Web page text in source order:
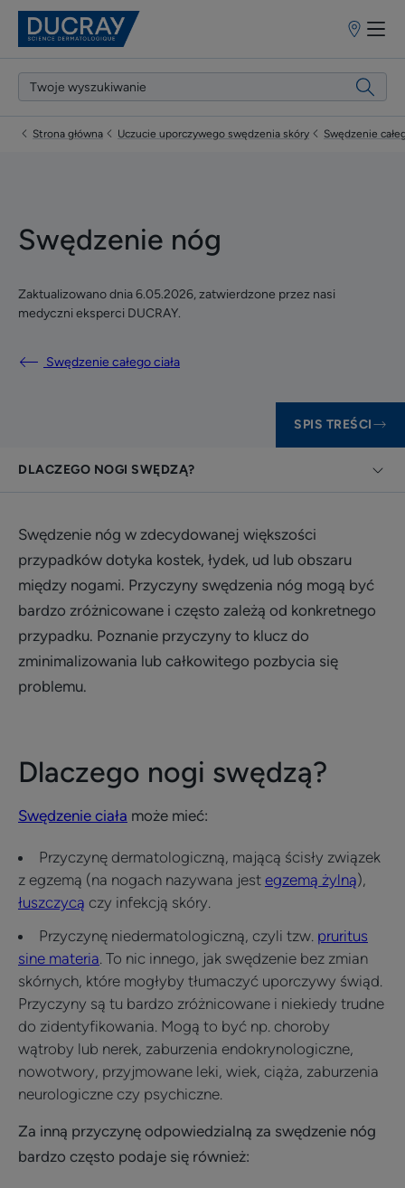
Punkty
Strona główna Uczucie uporczywego swędzenia skóry Swędzenie
Swędzenie nóg
Zaktualizowano dnia6.05.2026, zatwierdzone przez nasi
medyczni eksperci DUCRAY.
Swędzenie całego ciała
SPIS TREŚCI
DLACZEGO NOGI SWĘDZĄ?
Swędzenie nóg w zdecydowanej większości
przypadków dotyka kostek, łydek, ud lub obszaru
między nogami. Przyczyny swędzenia nóg mogą być
bardzo zróżnicowane i często zależą od konkretnego
przypadku. Poznanie przyczyny to klucz do
zminimalizowania lub całkowitego pozbycia się
problemu.
Dlaczego nogi swędzą?
Swędzenie ciała może mieć:
Przyczynę dermatologiczną, mającą ścisły związek
z egzemą (na nogach nazywana jest egzemą żylną),
łuszczycą czy infekcją skóry.
Przyczynę niedermatologiczną, czyli tzw. pruritus
sine materia. To nic innego, jak swędzenie bez zmian
skórnych, które mogłyby tłumaczyć uporczywy świąd.
Przyczyny są tu bardzo zróżnicowane i niekiedy trudne
do zidentyfikowania. Mogą to być np. choroby
wątroby lub nerek, zaburzenia endokrynologiczne,
nowotwory, przyjmowane leki, wiek, ciąża, zaburzenia
neurologiczne czy psychiczne.
Za inną przyczynę odpowiedzialną za swędzenie nóg
bardzo często podaje się również: